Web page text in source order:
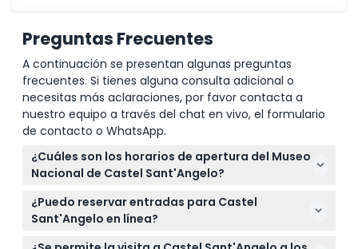
Preguntas Frecuentes
A continuación se presentan algunas preguntas
frecuentes. Si tienes alguna consulta adicional o
necesitas más aclaraciones, por favor contacta a
nuestro equipo a través del chat en vivo, el formulario
de contacto o WhatsApp.
¿Cuáles son los horarios de apertura del Museo
Nacional de Castel Sant'Angelo?
El museo está abierto de martes a domingo de
9:00 a.m. a 7:30 p.m., con la última entrada a las
6:30 p.m. Está cerrado los lunes, el 1 de enero, el 1 de
mayo y el 25 de diciembre (sujeto a cambios — por
¿Puedo reservar entradas para Castel
Sant'Angelo en línea?
Sí, puede comprar entradas en línea aquí mismo